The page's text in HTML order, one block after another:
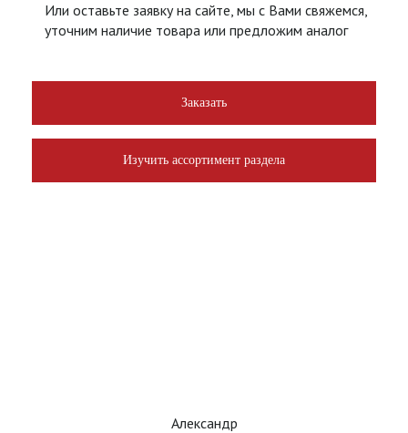
Или оставьте заявку на сайте, мы с Вами свяжемся,
уточним наличие товара или предложим аналог
Заказать
Изучить ассортимент раздела
Александр